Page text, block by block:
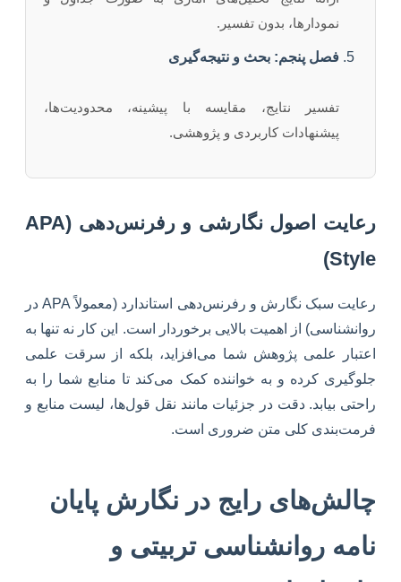
نمودارها، بدون تفسیر.
فصل پنجم: بحث و نتیجه‌گیری
تفسیر نتایج، مقایسه با پیشینه، محدودیت‌ها،
پیشنهادات کاربردی و پژوهشی.
رعایت اصول نگارشی و رفرنس‌دهی (APA
Style)
رعایت سبک نگارش و رفرنس‌دهی استاندارد (معمولاً APA در
روانشناسی) از اهمیت بالایی برخوردار است. این کار نه تنها به
اعتبار علمی پژوهش شما می‌افزاید، بلکه از سرقت علمی
جلوگیری کرده و به خواننده کمک می‌کند تا منابع شما را به
راحتی بیابد. دقت در جزئیات مانند نقل قول‌ها، لیست منابع و
فرمت‌بندی کلی متن ضروری است.
چالش‌های رایج در نگارش پایان
نامه روانشناسی تربیتی و